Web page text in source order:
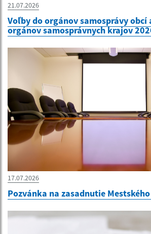
21.07.2026
Voľby do orgánov samosprávy obcí
orgánov samosprávnych krajov
17.07.2026
Pozvánka na zasadnutie